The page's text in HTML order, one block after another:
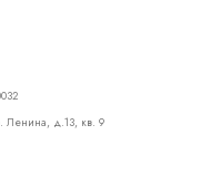
Ленина, д.13, кв. 9